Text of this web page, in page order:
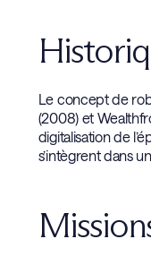
Le concept de
(2008) et
digitalisation de
s’intègrent dans